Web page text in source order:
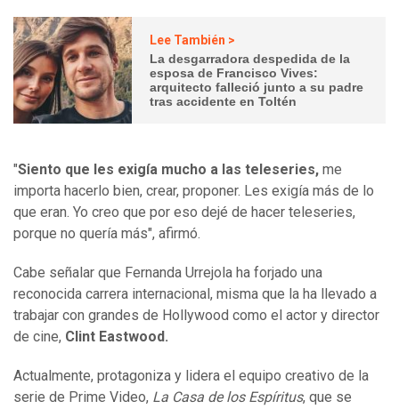
Lee También >
La desgarradora despedida de la
esposa de Francisco Vives:
arquitecto falleció junto a su padre
tras accidente en Toltén
"Siento que les exigía mucho a las teleseries, me
importa hacerlo bien, crear, proponer. Les exigía más de lo
que eran. Yo creo que por eso dejé de hacer teleseries,
porque no quería más", afirmó.
Cabe señalar que Fernanda Urrejola ha forjado una
reconocida carrera internacional, misma que la ha llevado a
trabajar con grandes de Hollywood como el actor y director
de cine, Clint Eastwood.
Actualmente, protagoniza y lidera el equipo creativo de la
serie de Prime Video, La Casa de los Espíritus, que se